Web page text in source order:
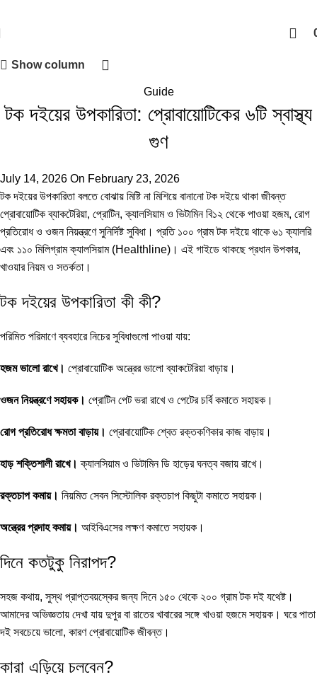
Show column
Guide
টক দইয়ের উপকারিতা: প্রোবায়োটিকের ৬টি স্বাস্থ্য
গুণ
July 14, 2026 On February 23, 2026
টক দইয়ের উপকারিতা বলতে বোঝায় মিষ্টি না মিশিয়ে বানানো টক দইয়ে থাকা জীবন্ত
প্রোবায়োটিক ব্যাকটেরিয়া, প্রোটিন, ক্যালসিয়াম ও ভিটামিন বি১২ থেকে পাওয়া হজম, রোগ
প্রতিরোধ ও ওজন নিয়ন্ত্রণে সুনির্দিষ্ট সুবিধা। প্রতি ১০০ গ্রাম টক দইয়ে থাকে ৬১ ক্যালরি
এবং ১১০ মিলিগ্রাম ক্যালসিয়াম (Healthline)। এই গাইডে থাকছে প্রধান উপকার,
খাওয়ার নিয়ম ও সতর্কতা।
টক দইয়ের উপকারিতা কী কী?
পরিমিত পরিমাণে ব্যবহারে নিচের সুবিধাগুলো পাওয়া যায়:
হজম ভালো রাখে। প্রোবায়োটিক অন্ত্রের ভালো ব্যাকটেরিয়া বাড়ায়।
ওজন নিয়ন্ত্রণে সহায়ক। প্রোটিন পেট ভরা রাখে ও পেটের চর্বি কমাতে সহায়ক।
রোগ প্রতিরোধ ক্ষমতা বাড়ায়। প্রোবায়োটিক শ্বেত রক্তকণিকার কাজ বাড়ায়।
হাড় শক্তিশালী রাখে। ক্যালসিয়াম ও ভিটামিন ডি হাড়ের ঘনত্ব বজায় রাখে।
রক্তচাপ কমায়। নিয়মিত সেবন সিস্টোলিক রক্তচাপ কিছুটা কমাতে সহায়ক।
অন্ত্রের প্রদাহ কমায়। আইবিএসের লক্ষণ কমাতে সহায়ক।
দিনে কতটুকু নিরাপদ?
সহজ কথায়, সুস্থ প্রাপ্তবয়স্কের জন্য দিনে ১৫০ থেকে ২০০ গ্রাম টক দই যথেষ্ট।
আমাদের অভিজ্ঞতায় দেখা যায় দুপুর বা রাতের খাবারের সঙ্গে খাওয়া হজমে সহায়ক। ঘরে পাতা
দই সবচেয়ে ভালো, কারণ প্রোবায়োটিক জীবন্ত।
কারা এড়িয়ে চলবেন?